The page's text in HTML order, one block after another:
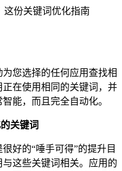
您选择的任何应用查找相
在使用相同的关键词，并
能，而且完全自动化。
关键词
好的“唾手可得”的提升目
这些关键词相关。应用的